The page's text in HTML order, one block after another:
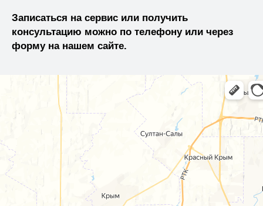
Записаться на сервис или получить
консультацию можно по телефону или через
форму на нашем сайте.